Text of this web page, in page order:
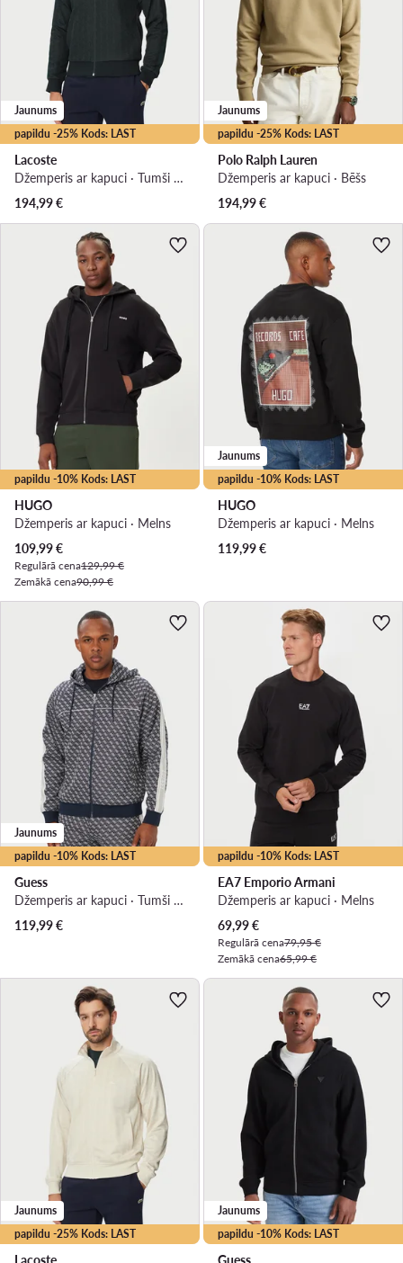
papildu -25% Kods: LAST
Jaunums
Lacoste
Džemperis ar kapuci · Tumši zaļa
194,99€
papildu -25% Kods: LAST
Jaunums
Polo Ralph Lauren
Džemperis ar kapuci · Bēšs
194,99€
papildu -10% Kods: LAST
HUGO
Džemperis ar kapuci · Melns
Pašreizējā cena
109,99€
Regulārā cena129,99 €
Zemākā cena90,99 €
papildu -10% Kods: LAST
Jaunums
HUGO
Džemperis ar kapuci · Melns
119,99€
papildu -10% Kods: LAST
Jaunums
Guess
Džemperis ar kapuci · Tumši zils
119,99€
papildu -10% Kods: LAST
EA7 Emporio Armani
Džemperis ar kapuci · Melns
Pašreizējā cena
69,99€
Regulārā cena79,95 €
Zemākā cena65,99 €
papildu -25% Kods: LAST
Jaunums
Lacoste
papildu -10% Kods: LAST
Jaunums
Guess